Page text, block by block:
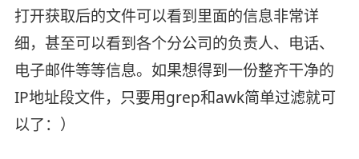
打开获取后的文件可以看到里面的信息非常详
细，甚至可以看到各个分公司的负责人、电话、
电子邮件等等信息。如果想得到一份整齐干净的
IP地址段文件，只要用grep和awk简单过滤就可
以了：）